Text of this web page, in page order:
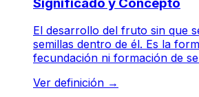
El desarrollo del fruto sin que
semillas dentro de él. Es la
fecundación ni formación de
Ver definición →